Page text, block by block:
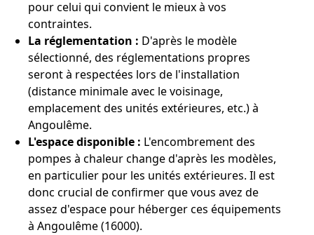
pour celui qui convient le mieux à vos
contraintes.
La réglementation : D'après le modèle
sélectionné, des réglementations propres
seront à respectées lors de l'installation
(distance minimale avec le voisinage,
emplacement des unités extérieures, etc.) à
Angoulême.
L'espace disponible : L'encombrement des
pompes à chaleur change d'après les modèles,
en particulier pour les unités extérieures. Il est
donc crucial de confirmer que vous avez de
assez d'espace pour héberger ces équipements
à Angoulême (16000).